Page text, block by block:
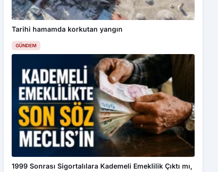
Tarihi hamamda korkutan yangın
GÜNDEM
1999 Sonrası Sigortalılara Kademeli Emeklilik Çıktı mı,